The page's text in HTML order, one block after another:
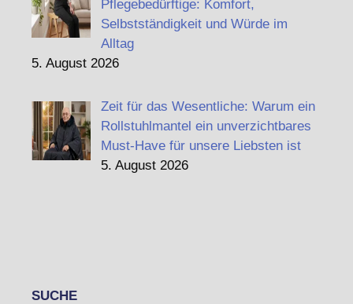
Pflegebedürftige: Komfort,
Selbstständigkeit und Würde im
Alltag
5. August 2026
Zeit für das Wesentliche: Warum ein
Rollstuhlmantel ein unverzichtbares
Must-Have für unsere Liebsten ist
5. August 2026
SUCHE